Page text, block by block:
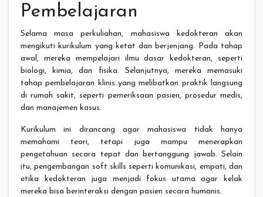
Pembelajaran
Selama masa perkuliahan, mahasiswa kedokteran akan
mengikuti kurikulum yang ketat dan berjenjang. Pada tahap
awal, mereka mempelajari ilmu dasar kedokteran, seperti
biologi, kimia, dan fisika. Selanjutnya, mereka memasuki
tahap pembelajaran klinis yang melibatkan praktik langsung
di rumah sakit, seperti pemeriksaan pasien, prosedur medis,
dan manajemen kasus.
Kurikulum ini dirancang agar mahasiswa tidak hanya
memahami teori, tetapi juga mampu menerapkan
pengetahuan secara tepat dan bertanggung jawab. Selain
itu, pengembangan soft skills seperti komunikasi, empati, dan
etika kedokteran juga menjadi fokus utama agar kelak
mereka bisa berinteraksi dengan pasien secara humanis.